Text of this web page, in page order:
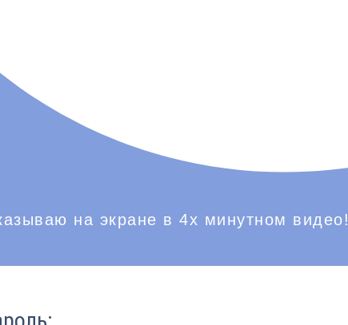
на экране в 4х минутном видео!